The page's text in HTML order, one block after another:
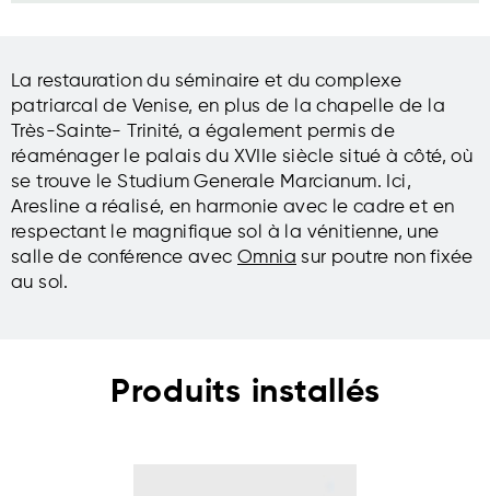
La restauration du séminaire et du complexe
patriarcal de Venise, en plus de la chapelle de la
Très-Sainte- Trinité, a également permis de
réaménager le palais du XVIIe siècle situé à côté, où
se trouve le Studium Generale Marcianum. Ici,
Aresline a réalisé, en harmonie avec le cadre et en
respectant le magnifique sol à la vénitienne, une
salle de conférence avec Omnia sur poutre non fixée
au sol.
Produits installés